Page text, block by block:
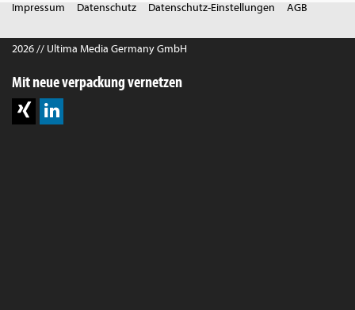
Impressum Datenschutz Datenschutz-Einstellungen AGB
2026 // Ultima Media Germany GmbH
Mit neue verpackung vernetzen